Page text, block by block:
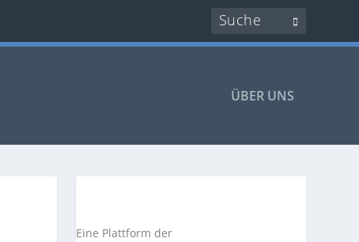
ÜBER UNS
Eine Plattform der